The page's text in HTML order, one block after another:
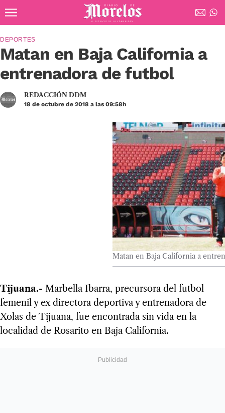
Diario de Morelos
Matan en Baja California a
entrenadora de futbol
DEPORTES
REDACCIÓN DDM
18 de octubre de 2018 a las 09:58h
Matan en Baja California a
Tijuana.- Marbella Ibarra, precursora del futbol
femenil y ex directora deportiva y entrenadora de
Xolas de Tijuana, fue encontrada sin vida en la
localidad de Rosarito en Baja California.